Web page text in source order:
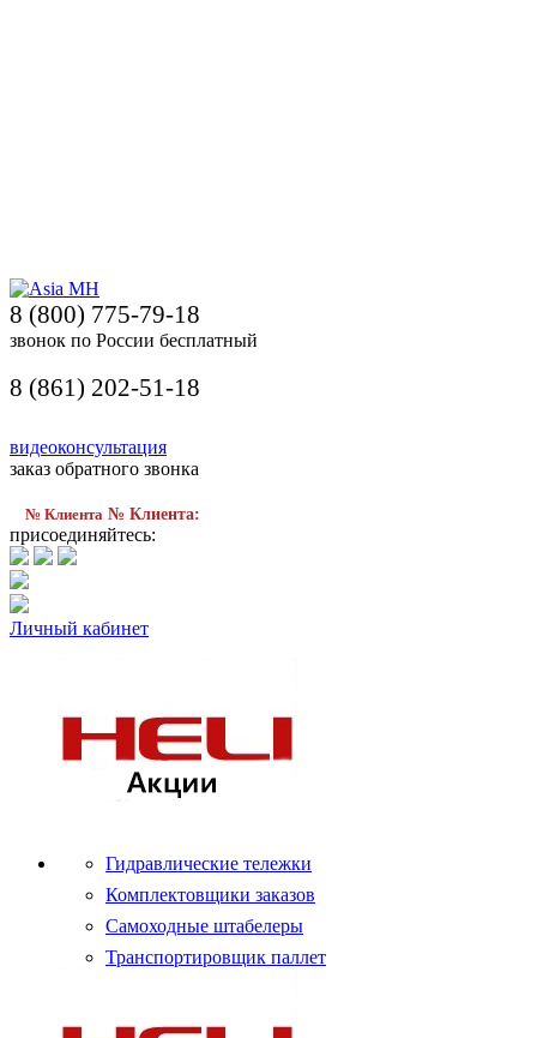
8 (800) 775-79-18
звонок по России бесплатный
8 (861) 202-51-18
видеоконсультация
заказ обратного звонка
№ Клиента № Клиента:
присоединяйтесь:
Личный кабинет
Гидравлические тележки
Комплектовщики заказов
Самоходные штабелеры
Транспортировщик паллет